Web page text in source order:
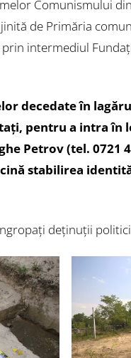
Comunismului
de Primăria
intermediul
decedate în
pentru a intra în
Petrov (tel. 0721
stabilirea
deținuții